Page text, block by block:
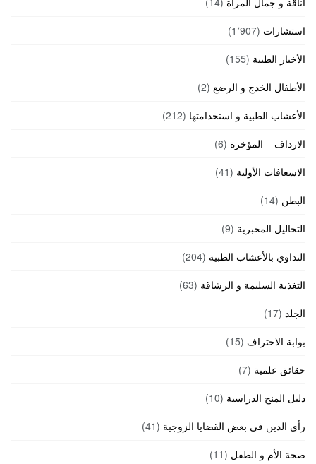
استشارات (1٬907)
الأخبار الطبية (155)
الأطفال الخدج و الرضع (2)
الأعشاب الطبية و استخدامتها (212)
الارداف – المؤخرة (6)
الاسعافات الأولية (41)
البطن (14)
التحاليل المخبرية (9)
التداوي بالأعشاب الطبية (204)
التغذية السليمة و الرشاقة (63)
الجلد (17)
بوابة الاحتراف (15)
حقائق علمية (7)
دليل المنح الدراسية (10)
رأي الدين في بعض القضايا الزوجية (41)
صحة الأم و الطفل (11)